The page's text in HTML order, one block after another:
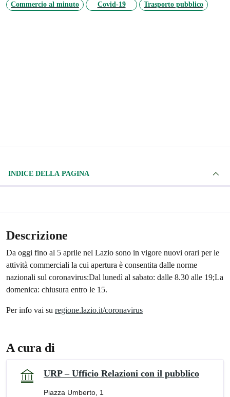
Commercio al minuto Covid-19 Trasporto pubblico
INDICE DELLA PAGINA
Descrizione
Da oggi fino al 5 aprile nel Lazio sono in vigore nuovi orari per le
attività commerciali la cui apertura è consentita dalle norme
nazionali sul coronavirus:Dal lunedì al sabato: dalle 8.30 alle 19;La
domenica: chiusura entro le 15.
Per info vai su regione.lazio.it/coronavirus
A cura di
URP – Ufficio Relazioni con il pubblico
Piazza Umberto, 1